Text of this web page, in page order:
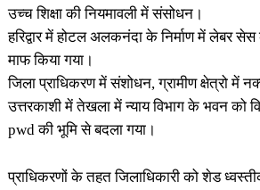
उच्च शिक्षा की नियमावली में संसोधन।
हरिद्वार में होटल अलकनंदा के निर्माण में लेबर
माफ किया गया।
जिला प्राधिकरण में संशोधन, ग्रामीण क्षेत्रो में
उत्तरकाशी में तेखला में न्याय विभाग के भवन को
pwd की भूमि से बदला गया।
प्राधिकरणों के तहत जिलाधिकारी को शेड